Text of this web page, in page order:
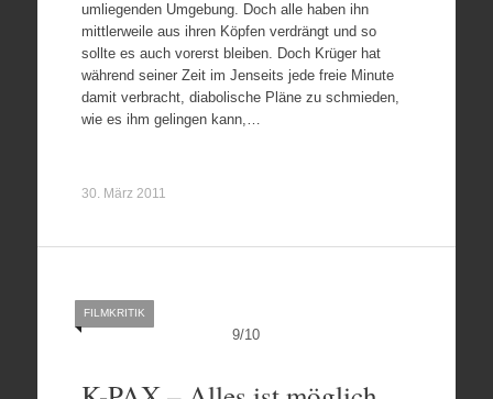
umliegenden Umgebung. Doch alle haben ihn
mittlerweile aus ihren Köpfen verdrängt und so
sollte es auch vorerst bleiben. Doch Krüger hat
während seiner Zeit im Jenseits jede freie Minute
damit verbracht, diabolische Pläne zu schmieden,
wie es ihm gelingen kann,…
30. März 2011
9/10
FILMKRITIK